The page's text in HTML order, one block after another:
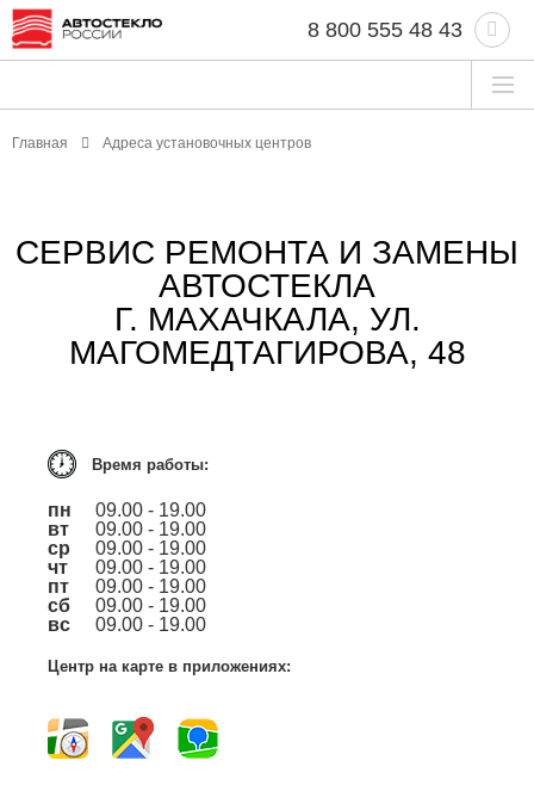
8 800 555 48 43
Главная Адреса установочных центров
СЕРВИС РЕМОНТА И ЗАМЕНЫ
АВТОСТЕКЛА
Г. МАХАЧКАЛА, УЛ.
МАГОМЕДТАГИРОВА, 48
Время работы:
пн
09.00 - 19.00
вт
09.00 - 19.00
ср
09.00 - 19.00
чт
09.00 - 19.00
пт
09.00 - 19.00
сб
09.00 - 19.00
вс
09.00 - 19.00
Центр на карте в приложениях: